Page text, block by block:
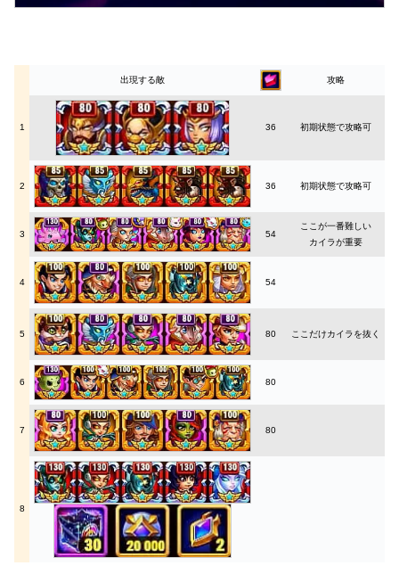
出現する敵 攻略
1 36 初期状態で攻略可
2 36 初期状態で攻略可
3 54
ここが一番難しい
カイラが重要
4 54
5 80 ここだけカイラを抜く
6 80
7 80
8